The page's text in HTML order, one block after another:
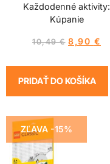
Každodenné aktivity:
Kúpanie
10,49€ 8,90 €
PRIDAŤ DO KOŠÍKA
ZĽAVA -15%